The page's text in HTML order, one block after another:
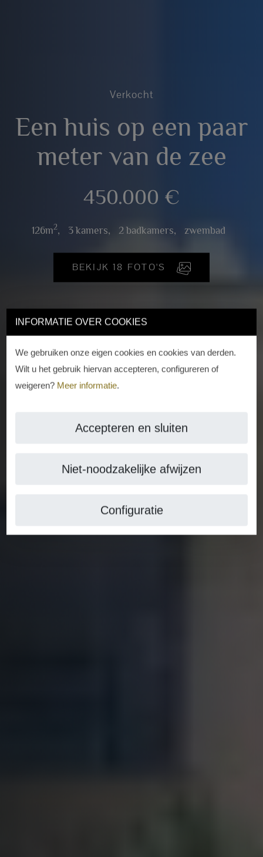
INFORMATIE OVER COOKIES
We gebruiken onze eigen cookies en cookies van derden.
Wilt u het gebruik hiervan accepteren, configureren of
weigeren? Meer informatie.
Accepteren en sluiten
Niet-noodzakelijke afwijzen
Configuratie
Verkocht
Een huis op een paar
meter van de zee
450.000 €
126m2, 3 kamers, 2 badkamers, zwembad
BEKIJK 18 FOTO'S